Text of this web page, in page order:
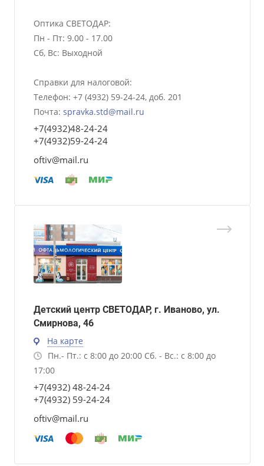
Оптика СВЕТОДАР:
Пн - Пт: 9.00 - 17.00
Сб, Вс: Выходной
Справки для налоговой:
Телефон: +7 (4932) 59-24-24, доб. 201
Почта: spravka.std@mail.ru
+7(4932)48-24-24
+7(4932)59-24-24
oftiv@mail.ru
Детский центр СВЕТОДАР, г. Иваново, ул.
Смирнова, 46
На карте
Пн.- Пт.: с 8:00 до 20:00 Сб. - Вс.: с 8:00 до
17:00
+7(4932) 48-24-24
+7(4932) 59-24-24
oftiv@mail.ru